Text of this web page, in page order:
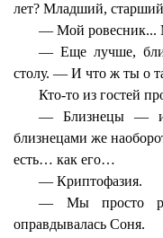
лет? Младший,
— Мой ровесник...
— Еще лучше,
столу. — И что ж ты о
Кто-то из гостей
— Близнецы — и
близнецами же
есть… как его…
— Криптофазия.
— Мы просто
оправдывалась Соня.